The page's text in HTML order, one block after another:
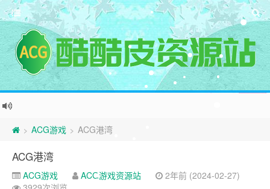
> ACG游戏 > ACG港湾
ACG港湾
ACG游戏 ACG游戏资源站
2年前 (2024-02-27)